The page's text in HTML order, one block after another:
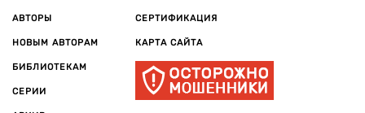
АВТОРЫ
НОВЫМ АВТОРАМ
БИБЛИОТЕКАМ
СЕРИИ
СЕРТИФИКАЦИЯ
КАРТА САЙТА